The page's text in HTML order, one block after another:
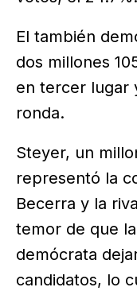
El también
dos millones
en tercer lugar
ronda.
Steyer, un
representó la
Becerra y la
temor de que
demócrata
candidatos, lo